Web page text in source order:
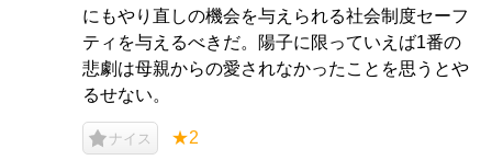
にもやり直しの機会を与えられる社会制度セーフ
ティを与えるべきだ。陽子に限っていえば1番の
悲劇は母親からの愛されなかったことを思うとや
るせない。
ナイス ★2